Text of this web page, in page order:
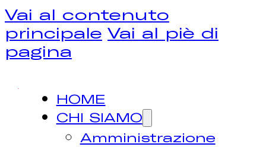
Vai al contenuto
principale Vai al piè di
pagina
HOME
CHI SIAMO
Amministrazione